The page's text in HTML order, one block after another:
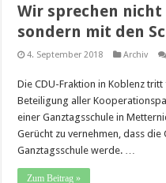
Wir sprechen nicht
sondern mit den
4. September 2018 Archiv
Die CDU-Fraktion in Koblenz
Beteiligung aller
einer Ganztagsschule in
Gerücht zu vernehmen, dass
Ganztagsschule werde. …
Zum Beitrag »